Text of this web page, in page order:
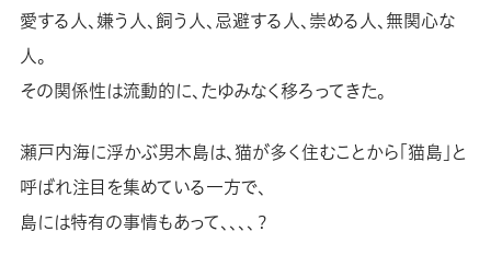
愛する人、嫌う人、飼う人、忌避する人、崇める人、無関心な
人。
その関係性は流動的に、たゆみなく移ろってきた。
瀬戸内海に浮かぶ男木島は、猫が多く住むことから「猫島」と
呼ばれ注目を集めている一方で、
島には特有の事情もあって、、、、？